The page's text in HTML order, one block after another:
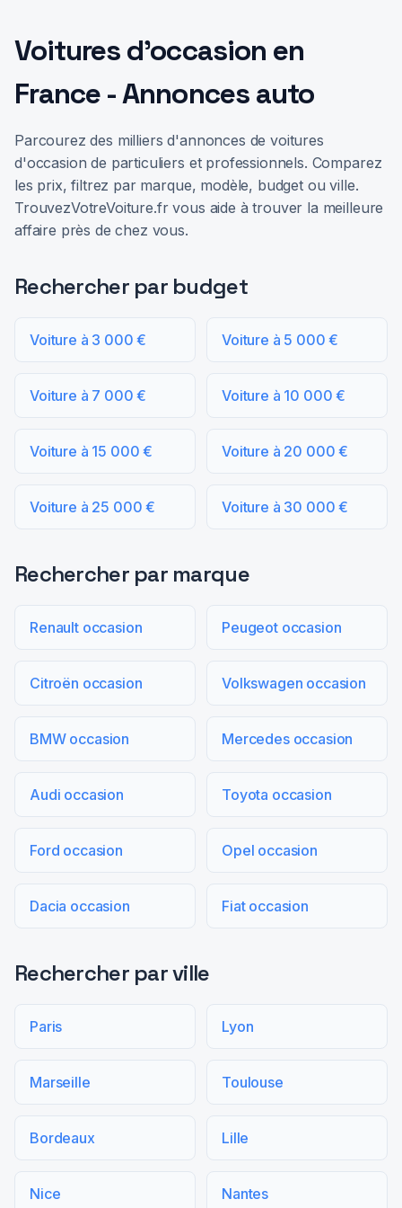
Voitures d'occasion en
France - Annonces auto
Parcourez des milliers d'annonces de voitures
d'occasion de particuliers et professionnels. Comparez
les prix, filtrez par marque, modèle, budget ou ville.
TrouvezVotreVoiture.fr vous aide à trouver la meilleure
affaire près de chez vous.
Rechercher par budget
Voiture à 3 000 € Voiture à 5 000 €
Voiture à 7 000 € Voiture à 10 000 €
Voiture à 15 000 € Voiture à 20 000 €
Voiture à 25 000 € Voiture à 30 000 €
Rechercher par marque
Renault occasion Peugeot occasion
Citroën occasion Volkswagen occasion
BMW occasion Mercedes occasion
Audi occasion Toyota occasion
Ford occasion Opel occasion
Dacia occasion Fiat occasion
Rechercher par ville
Paris Lyon
Marseille Toulouse
Bordeaux Lille
Nice Nantes